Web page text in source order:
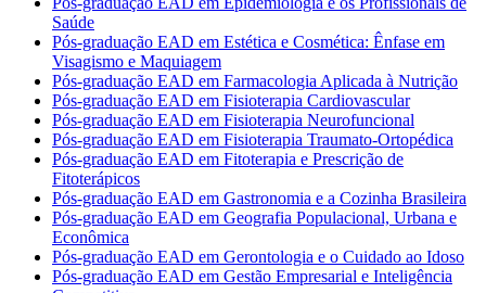
Saúde
Pós-graduação EAD em Estética e Cosmética: Ênfase em
Visagismo e Maquiagem
Pós-graduação EAD em Farmacologia Aplicada à Nutrição
Pós-graduação EAD em Fisioterapia Cardiovascular
Pós-graduação EAD em Fisioterapia Neurofuncional
Pós-graduação EAD em Fisioterapia Traumato-Ortopédica
Pós-graduação EAD em Fitoterapia e Prescrição de
Fitoterápicos
Pós-graduação EAD em Gastronomia e a Cozinha Brasileira
Pós-graduação EAD em Geografia Populacional, Urbana e
Econômica
Pós-graduação EAD em Gerontologia e o Cuidado ao Idoso
Pós-graduação EAD em Gestão Empresarial e Inteligência